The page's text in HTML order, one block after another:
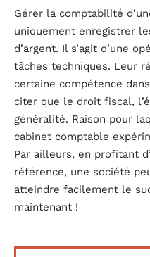
Gérer la comptabilité
uniquement enregistrer
d’argent. Il s’agit d’une
tâches techniques. Leur
certaine compétence
citer que le droit fiscal,
généralité. Raison pour
cabinet comptable
Par ailleurs, en profitant
référence, une société
atteindre facilement le
maintenant !